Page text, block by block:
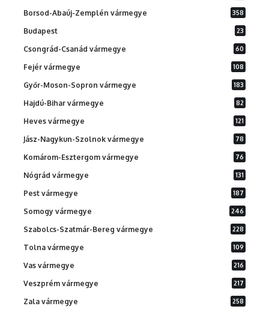
Borsod-Abaúj-Zemplén vármegye 358
Budapest 23
Csongrád-Csanád vármegye 60
Fejér vármegye 108
Győr-Moson-Sopron vármegye 183
Hajdú-Bihar vármegye 82
Heves vármegye 121
Jász-Nagykun-Szolnok vármegye 78
Komárom-Esztergom vármegye 76
Nógrád vármegye 131
Pest vármegye 187
Somogy vármegye 246
Szabolcs-Szatmár-Bereg vármegye 228
Tolna vármegye 109
Vas vármegye 216
Veszprém vármegye 217
Zala vármegye 258